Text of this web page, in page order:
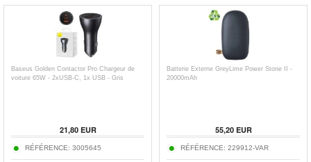
Baseus Golden Contactor Pro Chargeur de
voiture 65W - 2xUSB-C, 1x USB - Gris
21,80EUR
RÉFÉRENCE: 3005645
Batterie Externe GreyLime Power Stone II -
20000mAh
55,20EUR
RÉFÉRENCE: 229912-VAR